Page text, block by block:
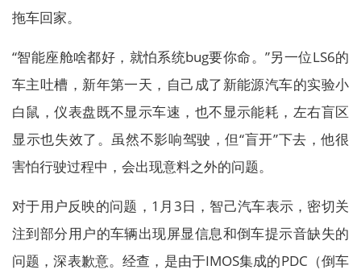
拖车回家。
“智能座舱啥都好，就怕系统bug要你命。”另一位LS6的
车主吐槽，新年第一天，自己成了新能源汽车的实验小
白鼠，仪表盘既不显示车速，也不显示能耗，左右盲区
显示也失效了。虽然不影响驾驶，但“盲开”下去，他很
害怕行驶过程中，会出现意料之外的问题。
对于用户反映的问题，1月3日，智己汽车表示，密切关
注到部分用户的车辆出现屏显信息和倒车提示音缺失的
问题，深表歉意。经查，是由于IMOS集成的PDC（倒车